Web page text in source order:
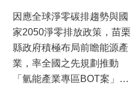
因應全球淨零碳排趨勢與國
家2050淨零排放政策，苗栗
縣政府積極布局前瞻能源產
業，率全國之先規劃推動
「氫能產業專區BOT案」，